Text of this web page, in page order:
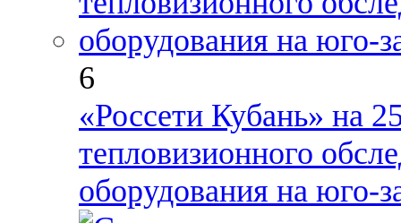
6
«Россети Кубань» на
тепловизионного
оборудования на юго-